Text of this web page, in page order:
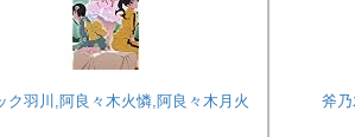
ク羽川,阿良々木火憐,阿良々木月火 斧乃